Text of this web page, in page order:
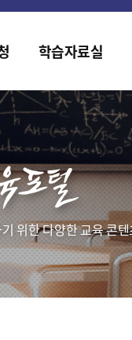
.
학습자료실
위한 다양한 교육 콘